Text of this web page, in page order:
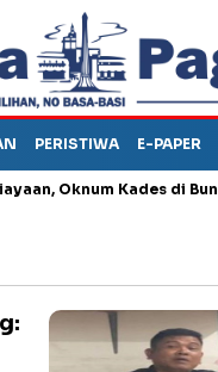
PERISTIWA E-PAPER
Oknum Kades di Bungkal